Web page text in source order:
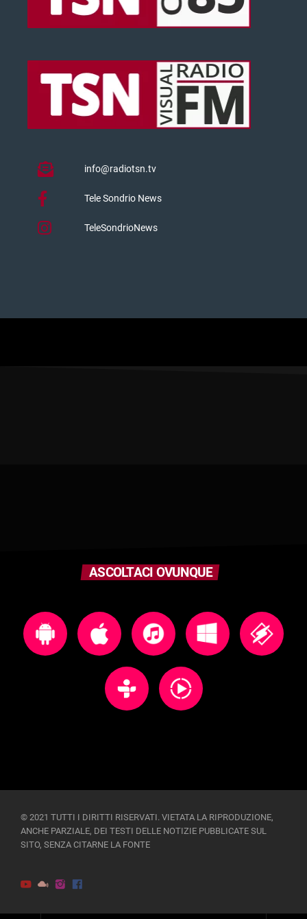
info@radiotsn.tv
Tele Sondrio News
TeleSondrioNews
ASCOLTACI OVUNQUE
© 2021 TUTTI I DIRITTI RISERVATI. VIETATA LA RIPRODUZIONE,
ANCHE PARZIALE, DEI TESTI DELLE NOTIZIE PUBBLICATE SUL
SITO, SENZA CITARNE LA FONTE